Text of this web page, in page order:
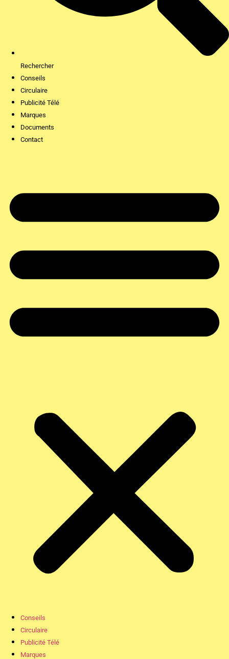
Rechercher
Conseils
Circulaire
Publicité Télé
Marques
Documents
Contact
Conseils
Circulaire
Publicité Télé
Marques